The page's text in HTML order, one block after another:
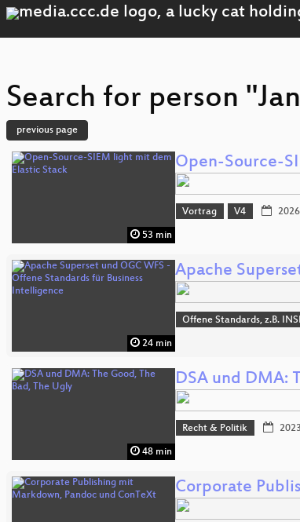
Search for person
previous page
53 min
Open-Source-
Vortrag V4
24 min
Apache
Offene Standards, z.B.
48 min
DSA und DMA:
Recht & Politik
Corporate